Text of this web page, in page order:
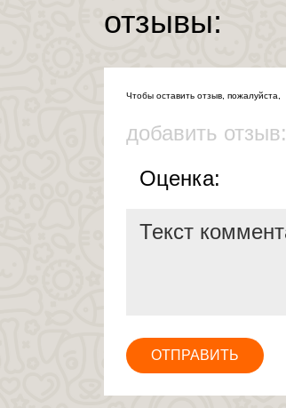
отзывы:
Чтобы оставить отзыв, пожалуйста,
добавить отзыв:
Оценка:
ОТПРАВИТЬ